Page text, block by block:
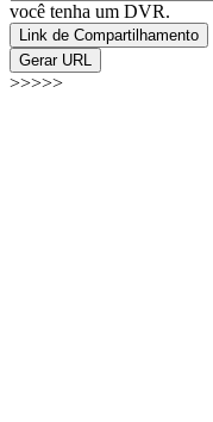
você tenha um DVR.
Link de Compartilhamento
Gerar URL
>>>>>